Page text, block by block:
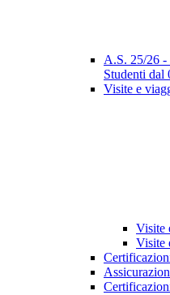
A.S. 25/26
Studenti dal
Visite e
Visite
Visite